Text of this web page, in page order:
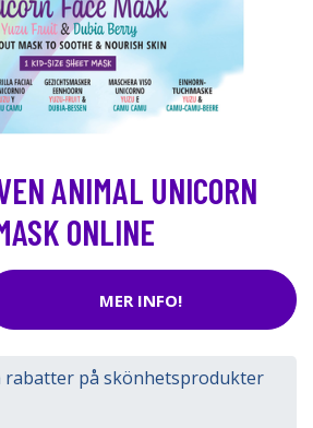
ANIMAL UNICORN
ONLINE
MER INFO!
rabatter på skönhetsprodukter